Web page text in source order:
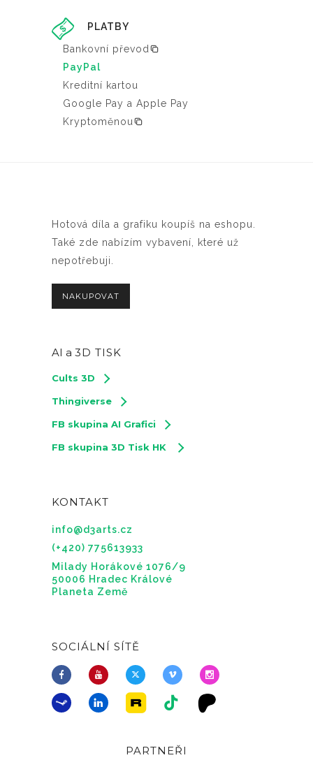
PLATBY
Bankovní převod
PayPal
Kreditní kartou
Google Pay a Apple Pay
Kryptoměnou
Hotová díla a grafiku koupíš na eshopu.
Také zde nabízím vybavení, které už
nepotřebuji.
NAKUPOVAT
AI a 3D TISK
Cults 3D
Thingiverse
FB skupina AI Grafici
FB skupina 3D Tisk HK
KONTAKT
info@d3arts.cz
(+420) 775613933
Milady Horákové 1076/9
50006 Hradec Králové
Planeta Země
SOCIÁLNÍ SÍTĚ
PARTNEŘI